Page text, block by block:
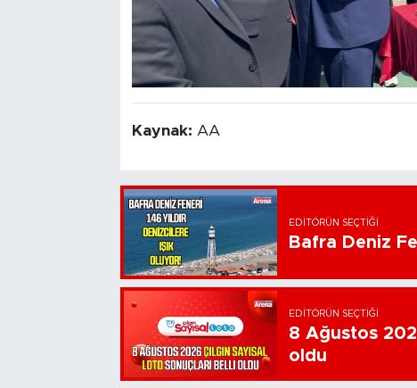
Kaynak: AA
EDITÖRÜN SEÇTIĞI
Bafra Deniz
EDITÖRÜN SEÇTIĞI
8 Ağustos
oldu